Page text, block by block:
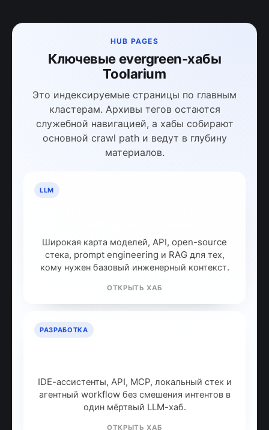
HUB PAGES
Ключевые evergreen-хабы
Toolarium
Это индексируемые страницы по главным
кластерам. Архивы тегов остаются
служебной навигацией, а хабы собирают
основной crawl path и ведут в глубину
материалов.
LLM
Широкая карта моделей, API, open-source
стека, prompt engineering и RAG для тех,
кому нужен базовый инженерный контекст.
ОТКРЫТЬ ХАБ
РАЗРАБОТКА
IDE-ассистенты, API, MCP, локальный стек и
агентный workflow без смешения интентов в
один мёртвый LLM-хаб.
ОТКРЫТЬ ХАБ